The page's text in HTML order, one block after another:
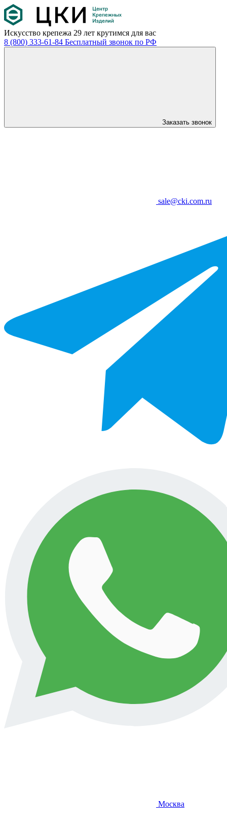
Искусство крепежа 29 лет крутимся для вас
8 (800) 333-61-84 Бесплатный звонок по РФ
Заказать звонок
sale@cki.com.ru
Москва